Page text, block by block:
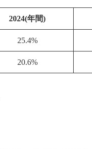
2024(年間)
25.4%
20.6%